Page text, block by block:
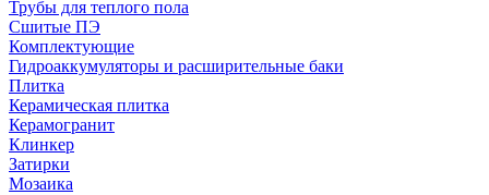
Трубы для теплого пола
Сшитые ПЭ
Комплектующие
Гидроаккумуляторы и расширительные баки
Плитка
Керамическая плитка
Керамогранит
Клинкер
Затирки
Мозаика